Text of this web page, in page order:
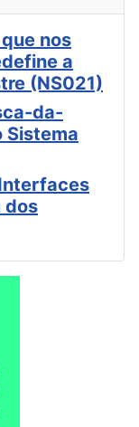
nos
a
(NS021)
da-
Sistema
dos